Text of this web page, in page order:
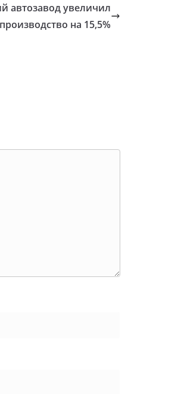
автозавод увеличил
производство на 15,5%